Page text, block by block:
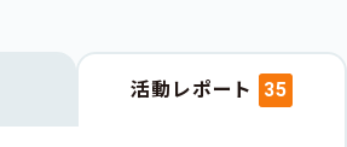
活動レポート 35